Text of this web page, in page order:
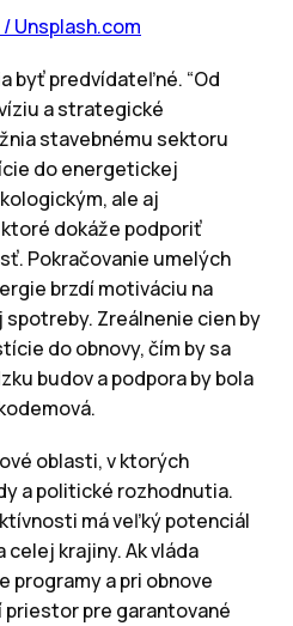
/ Unsplash.com
byť predvídateľné. “Od
a strategické
stavebnému sektoru
do energetickej
ale aj
dokáže podporiť
Pokračovanie umelých
brzdí motiváciu na
Zreálnenie cien by
do obnovy, čím by sa
budov a podpora by bola
oblasti, v ktorých
a politické rozhodnutia.
má veľký potenciál
krajiny. Ak vláda
programy a pri obnove
pre garantované